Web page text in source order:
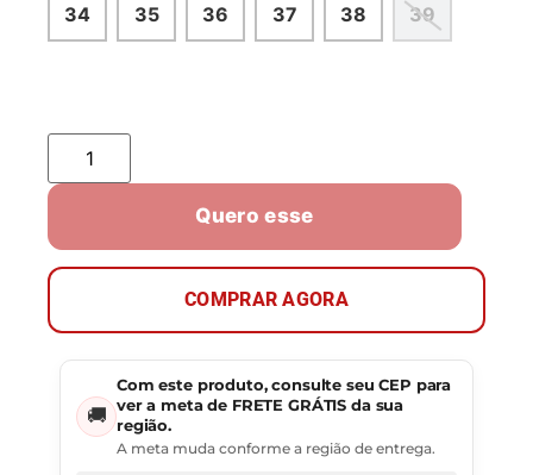
34 35 36 37 38 39
Quero esse
COMPRAR AGORA
🚚
Com este produto, consulte seu CEP para
ver a meta de FRETE GRÁTIS da sua
região.
A meta muda conforme a região de entrega.